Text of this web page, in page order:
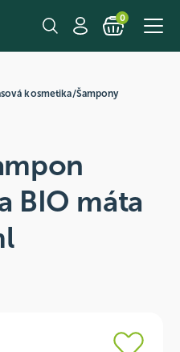
0
kosmetika/Šampony
BIO máta